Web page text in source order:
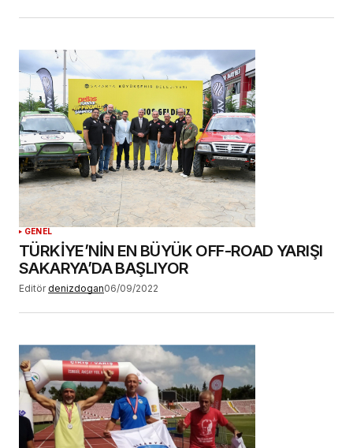
GENEL
TÜRKİYE’NİN EN BÜYÜK OFF-ROAD YARIŞI
SAKARYA’DA BAŞLIYOR
Editör denizdogan06/09/2022